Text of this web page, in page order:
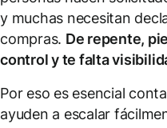
y muchas necesitan
compras. De repente,
control y te falta
Por eso es esencial
ayuden a escalar